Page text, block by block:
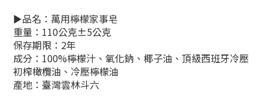
►品名：萬用檸檬家事皂
重量：110公克±5公克
保存期限：2年
成分：100%檸檬汁、氧化鈉、椰子油、頂級西班牙冷壓
初榨橄欖油、冷壓檸檬油
產地：臺灣雲林斗六